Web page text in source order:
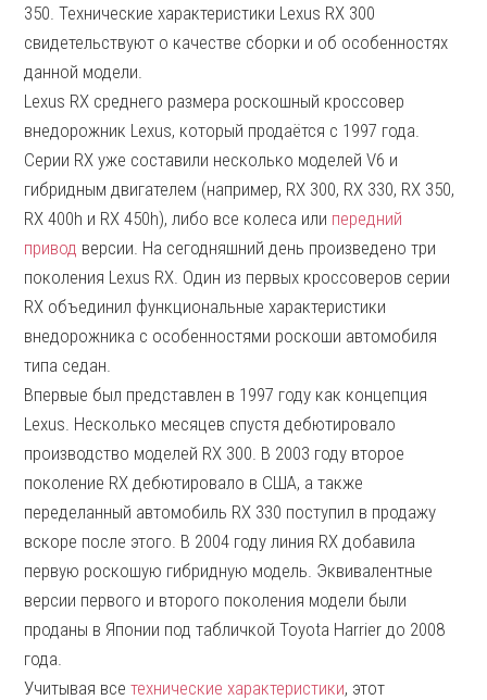
350. Технические характеристики Lexus RX 300
свидетельствуют о качестве сборки и об особенностях
данной модели.
Lexus RX среднего размера роскошный кроссовер
внедорожник Lexus, который продаётся с 1997 года.
Серии RX уже составили несколько моделей V6 и
гибридным двигателем (например, RX 300, RX 330, RX 350,
RX 400h и RX 450h), либо все колеса или передний
привод версии. На сегодняшний день произведено три
поколения Lexus RX. Один из первых кроссоверов серии
RX объединил функциональные характеристики
внедорожника с особенностями роскоши автомобиля
типа седан.
Впервые был представлен в 1997 году как концепция
Lexus. Несколько месяцев спустя дебютировало
производство моделей RX 300. В 2003 году второе
поколение RX дебютировало в США, а также
переделанный автомобиль RX 330 поступил в продажу
вскоре после этого. В 2004 году линия RX добавила
первую роскошую гибридную модель. Эквивалентные
версии первого и второго поколения модели были
проданы в Японии под табличкой Toyota Harrier до 2008
года.
Учитывая всетехнические характеристики, этот